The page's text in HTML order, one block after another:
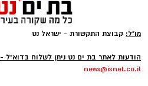
מו"ל: קבוצת התקשורת - ישראל נט
הודעות לאתר בת ים נט ניתן לשלוח בדוא"ל -
news@isnet.co.il